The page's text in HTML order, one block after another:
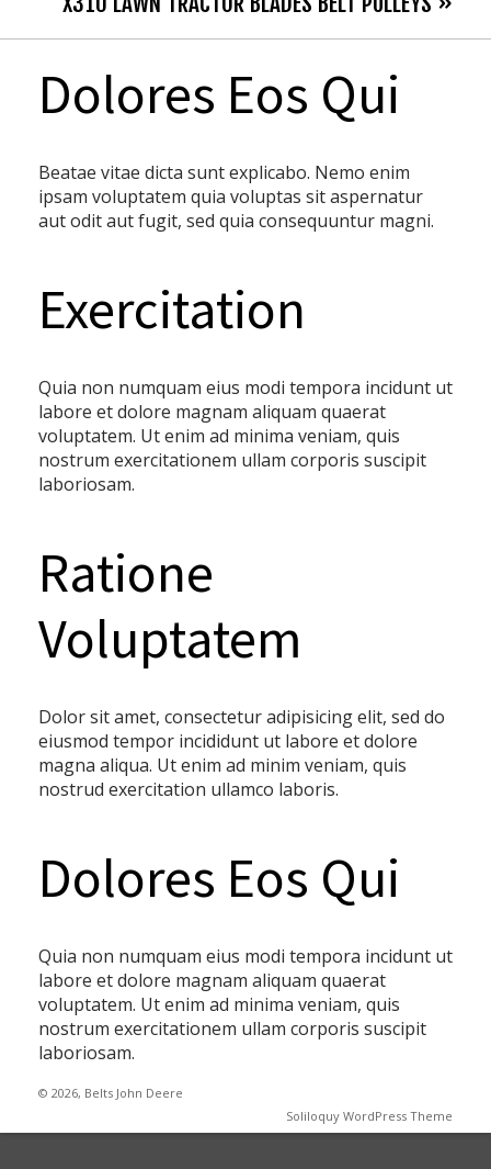
Dolores Eos Qui
Beatae vitae dicta sunt explicabo. Nemo enim
ipsam voluptatem quia voluptas sit aspernatur
aut odit aut fugit, sed quia consequuntur magni.
Exercitation
Quia non numquam eius modi tempora incidunt ut
labore et dolore magnam aliquam quaerat
voluptatem. Ut enim ad minima veniam, quis
nostrum exercitationem ullam corporis suscipit
laboriosam.
Ratione
Voluptatem
Dolor sit amet, consectetur adipisicing elit, sed do
eiusmod tempor incididunt ut labore et dolore
magna aliqua. Ut enim ad minim veniam, quis
nostrud exercitation ullamco laboris.
Dolores Eos Qui
Quia non numquam eius modi tempora incidunt ut
labore et dolore magnam aliquam quaerat
voluptatem. Ut enim ad minima veniam, quis
nostrum exercitationem ullam corporis suscipit
laboriosam.
© 2026, Belts John Deere
Soliloquy WordPress Theme